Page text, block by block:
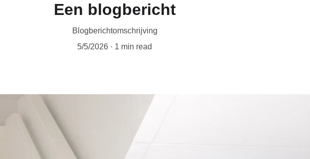
Een blogbericht
Blogberichtomschrijving
5/5/2026
1 min read